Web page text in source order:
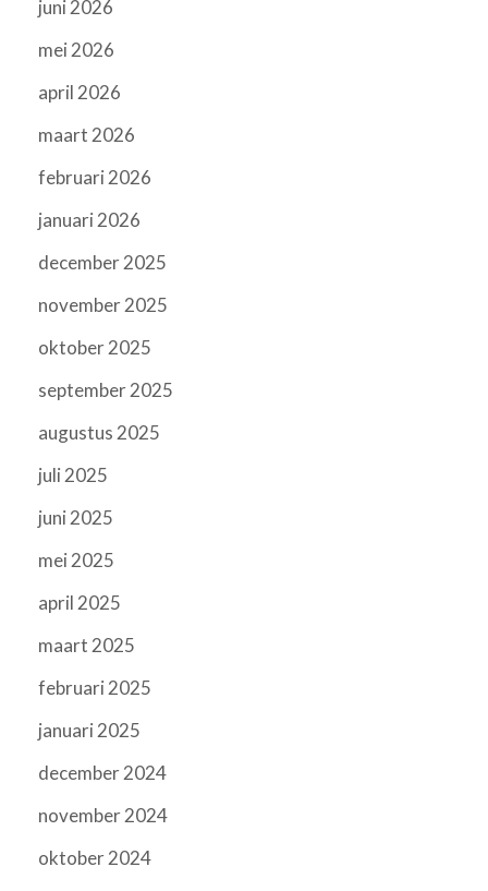
juni 2026
mei 2026
april 2026
maart 2026
februari 2026
januari 2026
december 2025
november 2025
oktober 2025
september 2025
augustus 2025
juli 2025
juni 2025
mei 2025
april 2025
maart 2025
februari 2025
januari 2025
december 2024
november 2024
oktober 2024